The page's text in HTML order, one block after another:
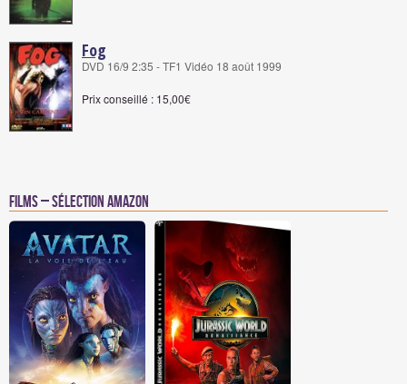
Fog
DVD 16/9 2:35 - TF1 Vidéo 18 août 1999
Prix conseillé : 15,00€
Films – Sélection Amazon